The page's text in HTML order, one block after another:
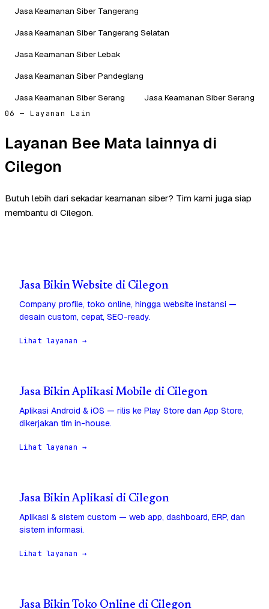
Jasa Keamanan Siber Tangerang
Jasa Keamanan Siber Tangerang Selatan
Jasa Keamanan Siber Lebak
Jasa Keamanan Siber Pandeglang
Jasa Keamanan Siber Serang
Jasa Keamanan Siber Serang
06 — Layanan Lain
Layanan Bee Mata lainnya di
Cilegon
Butuh lebih dari sekadar keamanan siber? Tim kami juga siap
membantu di Cilegon.
Jasa Bikin Website di Cilegon
Company profile, toko online, hingga website instansi —
desain custom, cepat, SEO-ready.
Lihat layanan →
Jasa Bikin Aplikasi Mobile di Cilegon
Aplikasi Android & iOS — rilis ke Play Store dan App Store,
dikerjakan tim in-house.
Lihat layanan →
Jasa Bikin Aplikasi di Cilegon
Aplikasi & sistem custom — web app, dashboard, ERP, dan
sistem informasi.
Lihat layanan →
Jasa Bikin Toko Online di Cilegon